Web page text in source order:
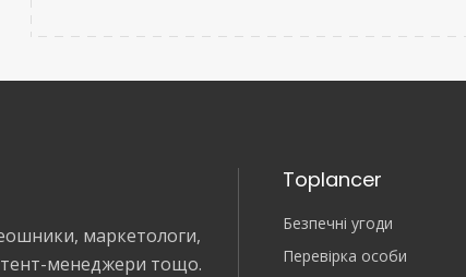
маркетологи,
менеджери тощо.
Toplancer
Безпечні угоди
Перевірка особи